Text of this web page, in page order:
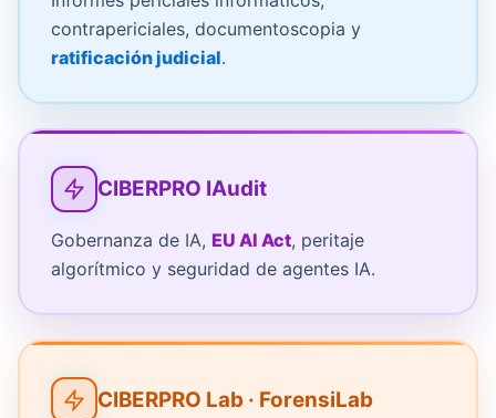
contrapericiales, documentoscopia y
ratificación judicial.
CIBERPRO IAudit
Gobernanza de IA, EU AI Act, peritaje
algorítmico y seguridad de agentes IA.
CIBERPRO Lab · ForensiLab